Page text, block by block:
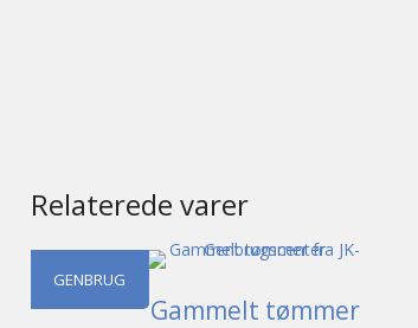
Relaterede varer
GENBRUG
Gammelt tømmer